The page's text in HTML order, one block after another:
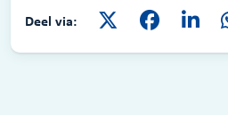
Deel via: